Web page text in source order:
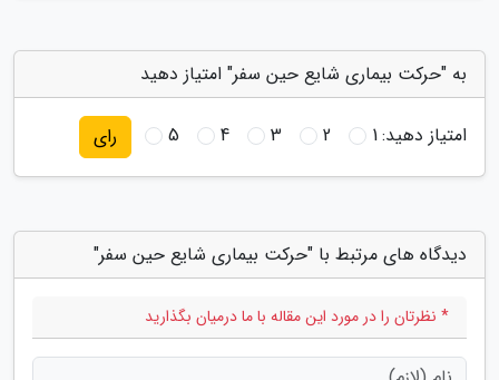
به "حرکت بیماری شایع حین سفر" امتیاز دهید
امتیاز دهید:1
2
3
4
5 رای
دیدگاه های مرتبط با "حرکت بیماری شایع حین سفر"
* نظرتان را در مورد این مقاله با ما درمیان بگذارید